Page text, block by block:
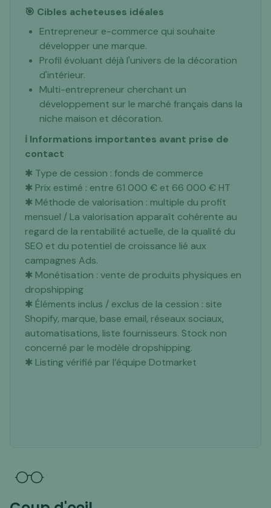
🎯 Cibles acheteuses idéales
Entrepreneur e-commerce qui souhaite
développer une marque.
Profil évoluant déjà l'univers de la décoration
d'intérieur.
Multi-entrepreneur cherchant un
développement sur le marché français dans la
niche maison et décoration.
ℹ️ Informations importantes avant prise de
contact
✱ Type de cession : fonds de commerce
✱ Prix estimé : entre 61 000 € et 66 000 € HT
✱ Méthode de valorisation : multiple du profit
mensuel / La valorisation apparaît cohérente au
regard de la rentabilité actuelle, de la qualité du
SEO et du potentiel de croissance lié aux
campagnes Ads.
✱ Monétisation : vente de produits physiques en
dropshipping
✱ Éléments inclus / exclus de la cession : site
Shopify, marque, base email, réseaux sociaux,
automatisations, liste fournisseurs. Stock non
concerné par le modèle dropshipping.
✱ Listing vérifié par l’équipe Dotmarket